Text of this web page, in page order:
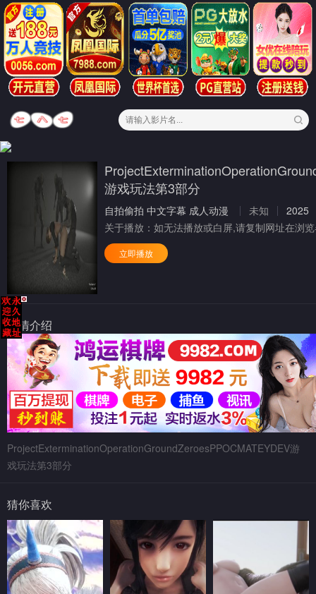
游戏玩法第3部分
自拍偷拍 中文字幕 成人动漫 未知
2025
关于播放： 如无法播放或白屏,请复制网址在浏
立即播放
剧情介绍
ProjectExterminationOperationGroundZeroesPPOCMATEYDEV游
戏玩法第3部分
猜你喜欢